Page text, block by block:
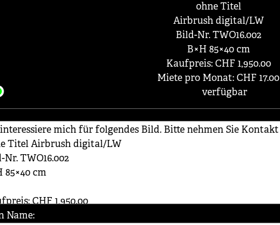
0hne Titel
Airbrush digital/LW
Bild-Nr. TWO16.002
B×H 85×40 cm
Kaufpreis: CHF 1,950.00
Miete pro Monat: CHF 17.00
verfügbar
Name: